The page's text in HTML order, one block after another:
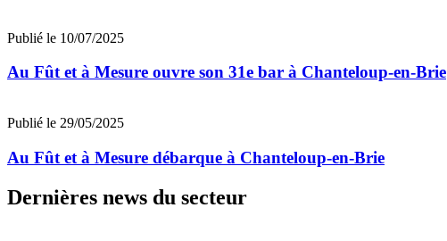
Publié le 10/07/2025
Au Fût et à Mesure ouvre son 31e bar à Chanteloup-en-Brie
Publié le 29/05/2025
Au Fût et à Mesure débarque à Chanteloup-en-Brie
Dernières news du secteur